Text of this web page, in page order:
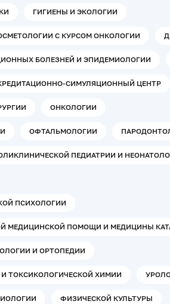
ГИГИЕНЫ И ЭКОЛОГИИ
С КУРСОМ ОНКОЛОГИИ
БОЛЕЗНЕЙ И ЭПИДЕМИОЛОГИИ
СИМУЛЯЦИОННЫЙ ЦЕНТР
ОНКОЛОГИИ
ОФТАЛЬМОЛОГИИ
ПЕДИАТРИИ И
ПСИХОЛОГИИ
МЕДИЦИНСКОЙ ПОМОЩИ И МЕДИЦИНЫ
И ОРТОПЕДИИ
ТОКСИКОЛОГИЧЕСКОЙ ХИМИИ
ФИЗИЧЕСКОЙ КУЛЬТУРЫ